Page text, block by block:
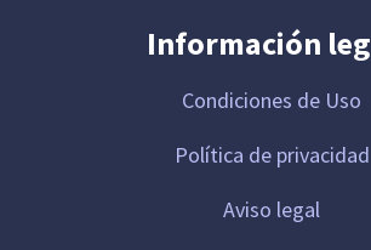
Información
Condiciones de Uso
Política de privacidad
Aviso legal